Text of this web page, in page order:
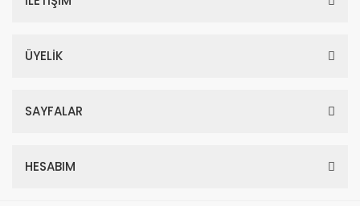
ÜYELİK
SAYFALAR
HESABIM